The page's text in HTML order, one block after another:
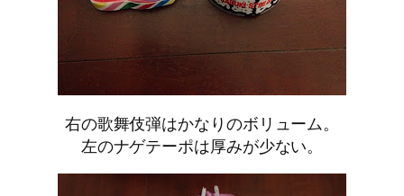
右の歌舞伎弾はかなりのボリューム。
左のナゲテーポは厚みが少ない。